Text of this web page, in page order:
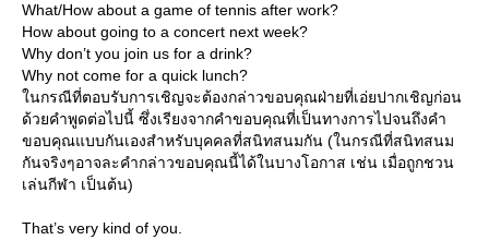
What/How about a game of tennis after work?
How about going to a concert next week?
Why don’t you join us for a drink?
Why not come for a quick lunch?
นกรณีที่ตอบรับการเชิญจะต้องกล่าวขอบคุณฝ่ายที่เอ่ยปากเชิญก่อน
ด้วยคำพูดต่อไปนี้ ซึ่งเรียงจากคำขอบคุณที่เป็นทางการไปจนถึงคำ
ขอบคุณแบบกันเองสำหรับบุคคลที่สนิทสนมกัน (ในกรณีที่สนิทสนม
กันจริงๆอาจละคำกล่าวขอบคุณนี้ได้ในบางโอกาส เช่น เมื่อถูกชวน
เล่นกีฬา เป็นต้น)
That’s very kind of you.